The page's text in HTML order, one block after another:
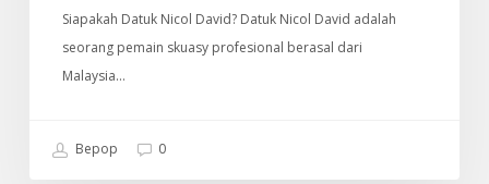
Siapakah Datuk Nicol David? Datuk Nicol David adalah
seorang pemain skuasy profesional berasal dari
Malaysia…
Bepop 0